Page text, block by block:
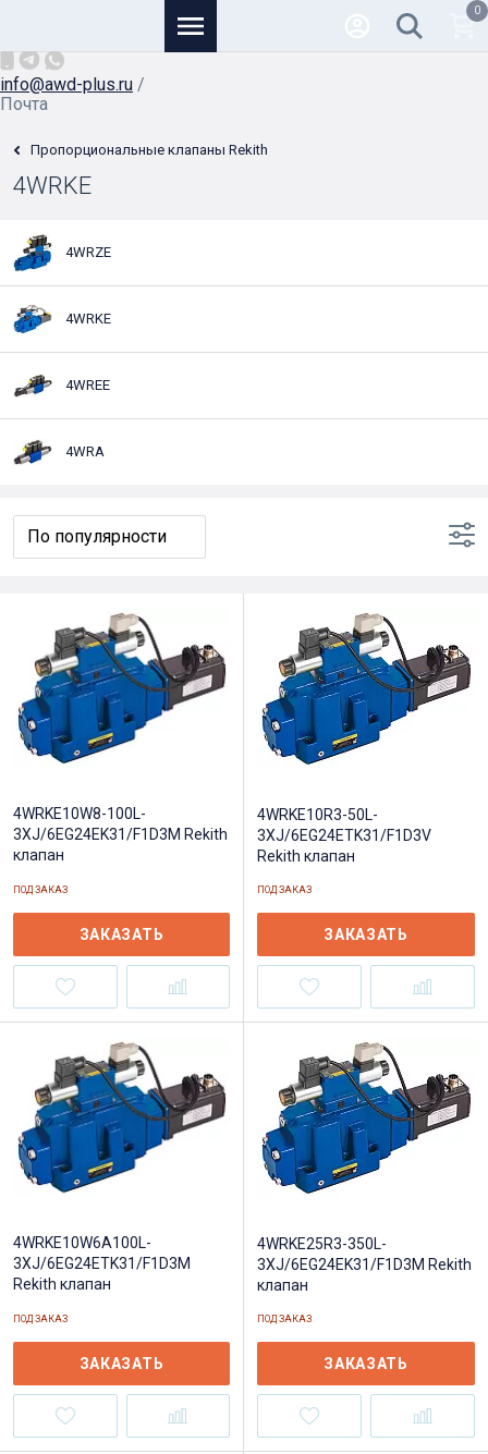
info@awd-plus.ru /
Почта
0
Пропорциональные клапаны Rekith
4WRKE
4WRZE
4WRKE
4WREE
4WRA
4WRKE10W8-100L-
3XJ/6EG24EK31/F1D3M Rekith
клапан
ПОД ЗАКАЗ
ЗАКАЗАТЬ
4WRKE10R3-50L-
3XJ/6EG24ETK31/F1D3V
Rekith клапан
ПОД ЗАКАЗ
ЗАКАЗАТЬ
4WRKE10W6A100L-
3XJ/6EG24ETK31/F1D3M
Rekith клапан
ПОД ЗАКАЗ
ЗАКАЗАТЬ
4WRKE25R3-350L-
3XJ/6EG24EK31/F1D3M Rekith
клапан
ПОД ЗАКАЗ
ЗАКАЗАТЬ